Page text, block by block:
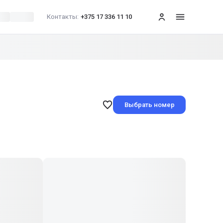
Контакты: +375 17 336 11 10 меню
Выбрать номер